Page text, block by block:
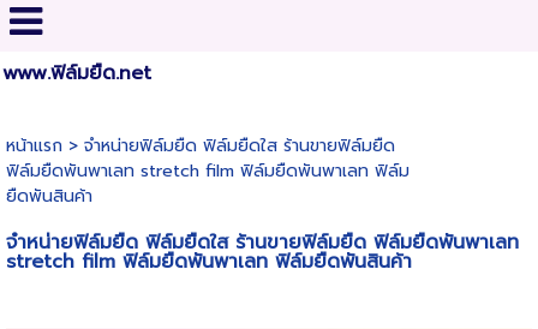
www.ฟิล์มยืด.net
หน้าแรก> จำหน่ายฟิล์มยืด ฟิล์มยืดใส ร้านขายฟิล์มยืด
ฟิล์มยืดพันพาเลท stretch film ฟิล์มยืดพันพาเลท ฟิล์ม
ยืดพันสินค้า
จำหน่ายฟิล์มยืด ฟิล์มยืดใส ร้านขายฟิล์มยืด ฟิล์มยืดพันพาเลท
stretch film ฟิล์มยืดพันพาเลท ฟิล์มยืดพันสินค้า